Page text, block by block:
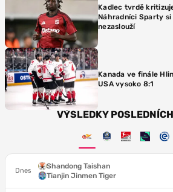
Kadlec tvrdě
Náhradníci Sparty
nezaslouží
Kanada ve finále
USA vysoko 8:1
VÝSLEDKY
Dnes
Shandong Taishan
Tianjin Jinmen Tiger